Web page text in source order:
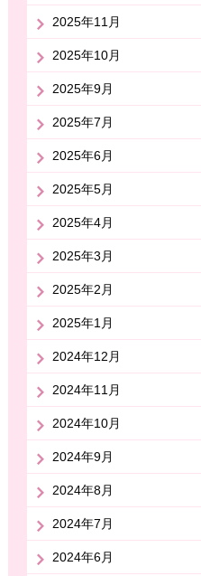
2025年11月
2025年10月
2025年9月
2025年7月
2025年6月
2025年5月
2025年4月
2025年3月
2025年2月
2025年1月
2024年12月
2024年11月
2024年10月
2024年9月
2024年8月
2024年7月
2024年6月